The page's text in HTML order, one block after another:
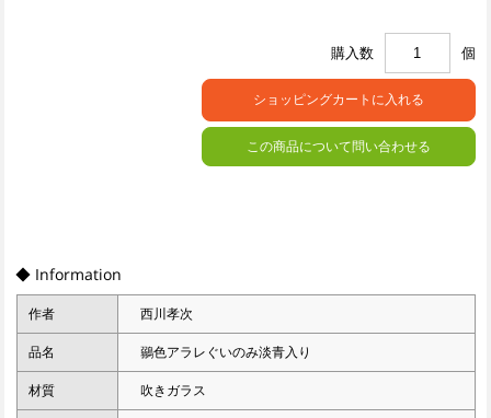
購入数 個
この商品について問い合わせる
◆ Information
作者 西川孝次
品名 鶸色アラレぐいのみ淡青入り
材質 吹きガラス